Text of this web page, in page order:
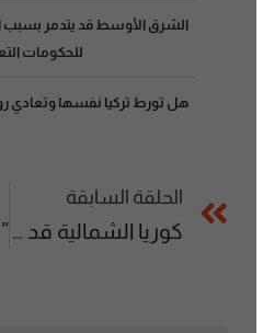
الشرق الأوسط قد يتدمر بسبب
للحكومات
هل تورط تركيا نفسها وتعادي
الحلقة السابقة
كوريا الشمالية قد تجري اختبارا نوويا أثناء زيارة بايدن لكوريا الجنوبية